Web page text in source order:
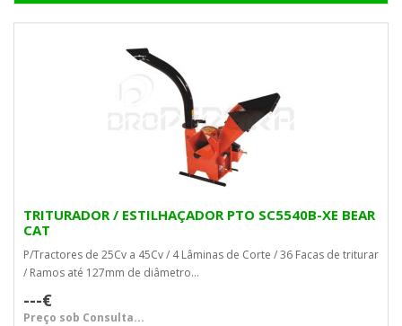
TRITURADOR / ESTILHAÇADOR PTO SC5540B-XE BEAR
CAT
P/Tractores de 25Cv a 45Cv / 4 Lâminas de Corte / 36 Facas de triturar
/ Ramos até 127mm de diâmetro...
---€
Preço sob Consulta...